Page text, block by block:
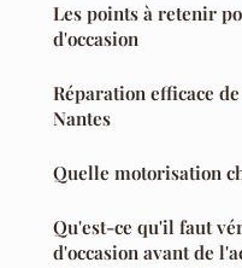
Les points à retenir
d'occasion
Réparation efficace
Nantes
Quelle motorisation
Qu'est-ce qu'il faut
d'occasion avant de